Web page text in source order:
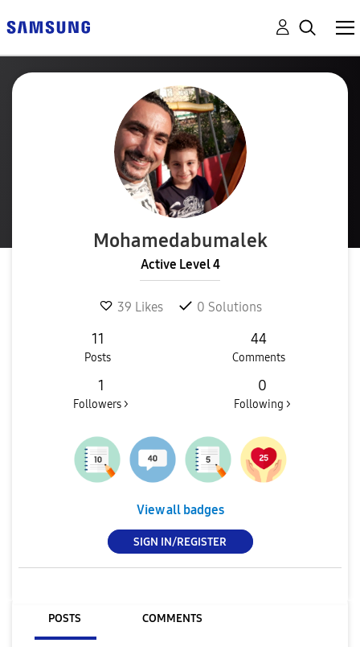
Mohamedabumalek
Active Level 4
39 Likes 0 Solutions
11
Posts
44
Comments
1
Followers >
0
Following >
View all badges
SIGN IN/REGISTER
POSTS COMMENTS